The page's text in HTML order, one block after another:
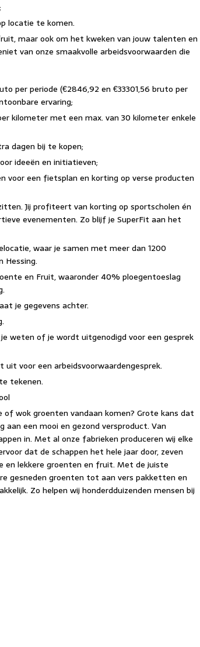
locatie te komen.
maar ook om het kweken van jouw talenten en
van onze smaakvolle arbeidsvoorwaarden die
per periode (€2846,92 en €33301,56 bruto per
ervaring;
kilometer met een max. van 30 kilometer enkele
dagen bij te kopen;
ideeën en initiatieven;
voor een fietsplan en korting op verse producten
Jij profiteert van korting op sportscholen én
evenementen. Zo blijf je SuperFit aan het
waar je samen met meer dan 1200
Hessing.
en Fruit, waaronder 40% ploegentoeslag
je gegevens achter.
weten of je wordt uitgenodigd voor een gesprek
voor een arbeidsvoorwaardengesprek.
tekenen.
of wok groenten vandaan komen? Grote kans dat
aan een mooi en gezond versproduct. Van
in. Met al onze fabrieken produceren wij elke
dat de schappen het hele jaar door, zeven
en lekkere groenten en fruit. Met de juiste
gesneden groenten tot aan vers pakketten en
Zo helpen wij honderdduizenden mensen bij